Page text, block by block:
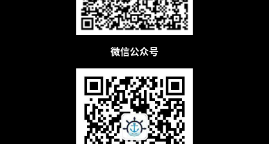
微信公众号